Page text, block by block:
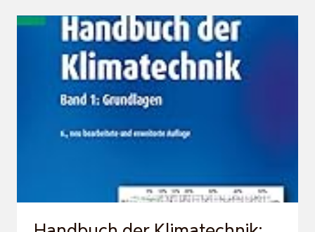
KLIMATECHNIK:
GRUNDLAGEN
UND
ANWENDUNGEN